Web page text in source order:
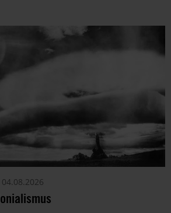
04.08.2026